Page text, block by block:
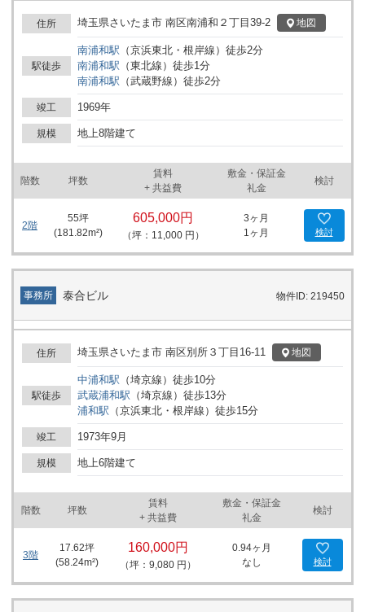
住所 埼玉県さいたま市 南区南浦和２丁目39-2 地図
駅徒歩
南浦和駅 （京浜東北・根岸線 ） 徒歩2分
南浦和駅 （東北線 ） 徒歩1分
南浦和駅 （武蔵野線 ） 徒歩2分
竣工 1969年
規模 地上8階建て
階数 坪数
賃料
+ 共益費
敷金・保証金
礼金
検討
2階
55坪
(181.82m²)
605,000円
（坪：11,000 円）
3ヶ月
1ヶ月
検討
事務所 泰合ビル 物件ID: 219450
住所 埼玉県さいたま市 南区別所３丁目16-11 地図
駅徒歩
中浦和駅 （埼京線 ） 徒歩10分
武蔵浦和駅 （埼京線 ） 徒歩13分
浦和駅 （京浜東北・根岸線 ） 徒歩15分
竣工 1973年9月
規模 地上6階建て
階数 坪数
賃料
+ 共益費
敷金・保証金
礼金
検討
3階
17.62坪
(58.24m²)
160,000円
（坪：9,080 円）
0.94ヶ月
なし
検討